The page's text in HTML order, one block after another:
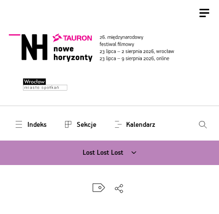
Indeks Sekcje Kalendarz
Lost Lost Lost